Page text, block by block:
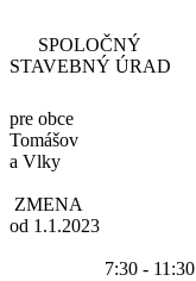
SPOLOČNÝ
STAVEBNÝ ÚRAD
pre obce
Tomášov
a Vlky
ZMENA
od 1.1.2023
7:30 - 11:30